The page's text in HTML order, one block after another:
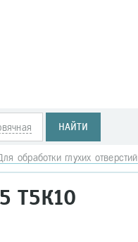
НАЙТИ
обработки глухих отверстий
Т5К10